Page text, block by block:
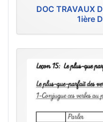
DOC TRAVAUX
1ière